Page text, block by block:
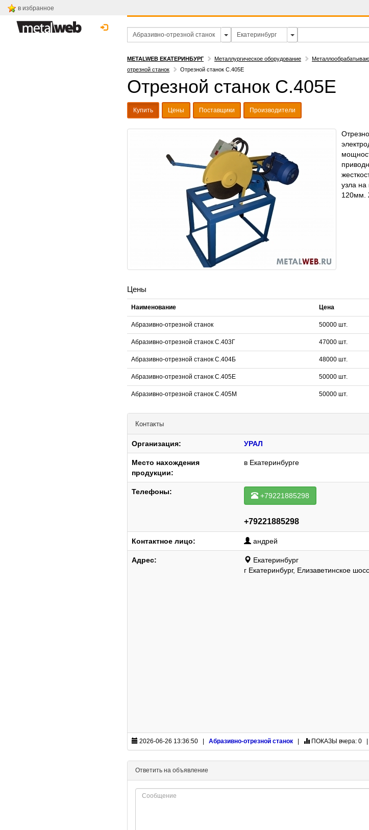
в избранное
METALWEB ЕКАТЕРИНБУРГ Металлургическое оборудование
отрезной станок
Отрезной станок С.405Е
Отрезной станок С.405Е
Купить Цены Поставщики Производители
узла на
120мм.
Цены
Наименование Цена
Абразивно-отрезной станок 50000 шт.
Абразивно-отрезной станок С.403Г 47000 шт.
Абразивно-отрезной станок С.404Б 48000 шт.
Абразивно-отрезной станок С.405Е 50000 шт.
Абразивно-отрезной станок С.405М 50000 шт.
Контакты
Организация: УРАЛ
Место нахождения
продукции:
в Екатеринбурге
Телефоны: +79221885298
+79221885298
Контактное лицо: андрей
Адрес:
Екатеринбург
г Екатеринбург, Елизаветинское
2026-06-26 13:36:50 | Абразивно-отрезной станок ПОКАЗЫ вчера: 0
Ответить на объявление